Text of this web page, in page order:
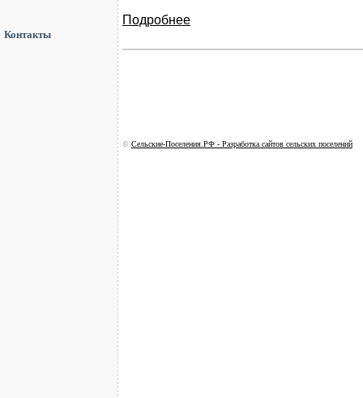
Контакты
Подробнее
© Сельские-Поселения.РФ - Разработка сайтов сельских поселений